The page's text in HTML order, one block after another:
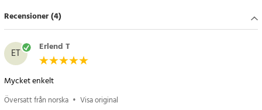
Artikelnummer:101934
Recensioner (4)
ET Erlend T
Mycket enkelt
Översatt från norska • Visa original